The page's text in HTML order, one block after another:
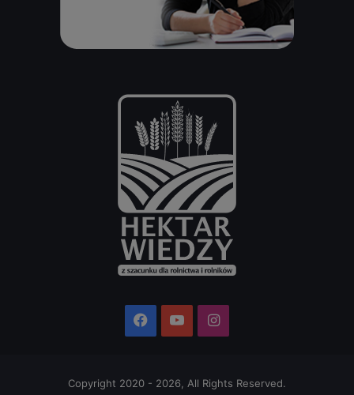
Facebook
YouTubeInstagram
Copyright 2020 - 2026, All Rights Reserved.